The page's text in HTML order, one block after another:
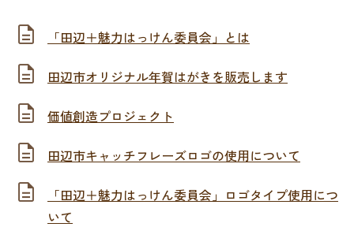
「田辺＋魅力はっけん委員会」とは
田辺市オリジナル年賀はがきを販売します
価値創造プロジェクト
田辺市キャッチフレーズロゴの使用について
「田辺＋魅力はっけ­ん委員会」ロゴタイプ­使用につ
い­て